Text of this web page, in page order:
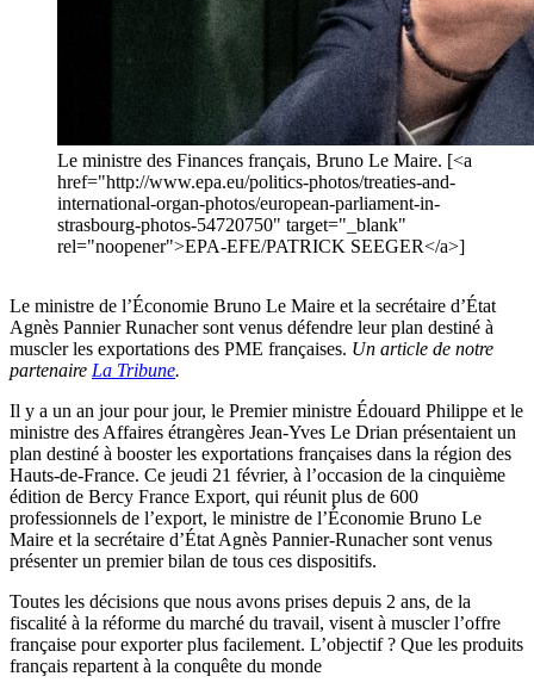
Le ministre des Finances français, Bruno Le Maire. [<a
href="http://www.epa.eu/politics-photos/treaties-and-
international-organ-photos/european-parliament-in-
strasbourg-photos-54720750" target="_blank"
rel="noopener">EPA-EFE/PATRICK SEEGER</a>]
Le ministre de l’Économie Bruno Le Maire et la secrétaire d’État
Agnès Pannier Runacher sont venus défendre leur plan destiné à
muscler les exportations des PME françaises. Un article de notre
partenaire La Tribune.
Il y a un an jour pour jour, le Premier ministre Édouard Philippe et le
ministre des Affaires étrangères Jean-Yves Le Drian présentaient un
plan destiné à booster les exportations françaises dans la région des
Hauts-de-France. Ce jeudi 21 février, à l’occasion de la cinquième
édition de Bercy France Export, qui réunit plus de 600
professionnels de l’export, le ministre de l’Économie Bruno Le
Maire et la secrétaire d’État Agnès Pannier-Runacher sont venus
présenter un premier bilan de tous ces dispositifs.
Toutes les décisions que nous avons prises depuis 2 ans, de la
fiscalité à la réforme du marché du travail, visent à muscler l’offre
française pour exporter plus facilement. L’objectif ? Que les produits
français repartent à la conquête du monde